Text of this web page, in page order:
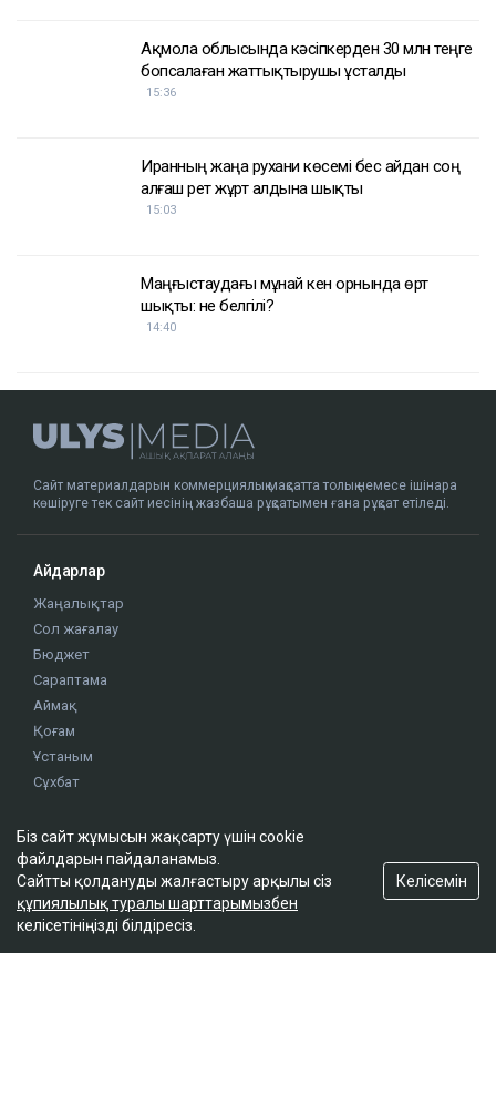
Ақмола облысында кәсіпкерден 30 млн теңге
бопсалаған жаттықтырушы ұсталды
15:36
Иранның жаңа рухани көсемі бес айдан соң
алғаш рет жұрт алдына шықты
15:03
Маңғыстаудағы мұнай кен орнында өрт
шықты: не белгілі?
14:40
Сайт материалдарын коммерциялық мақсатта толық немесе ішінара
көшіруге тек сайт иесінің жазбаша рұқсатымен ғана рұқсат етіледі.
Айдарлар
Жаңалықтар
Сол жағалау
Бюджет
Сараптама
Аймақ
Қоғам
Ұстаным
Сұхбат
Редакция
Жоба туралы
Сайт ережелері
Сайттағы жарнама
Байланыс
Біз сайт жұмысын жақсарту үшін cookie
файлдарын пайдаланамыз.
Сайтты қолдануды жалғастыру арқылы сіз
құпиялылық туралы шарттарымызбен
келісетініңізді білдіресіз.
Келісемін